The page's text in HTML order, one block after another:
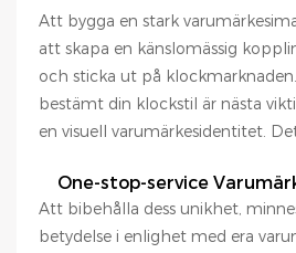
Att bygga en stark
att skapa en känslomässig
och sticka ut på
bestämt din klockstil är nästa
en visuell varumärkesidentitet.
One-stop-service
Att bibehålla dess unikhet,
betydelse i enlighet med era